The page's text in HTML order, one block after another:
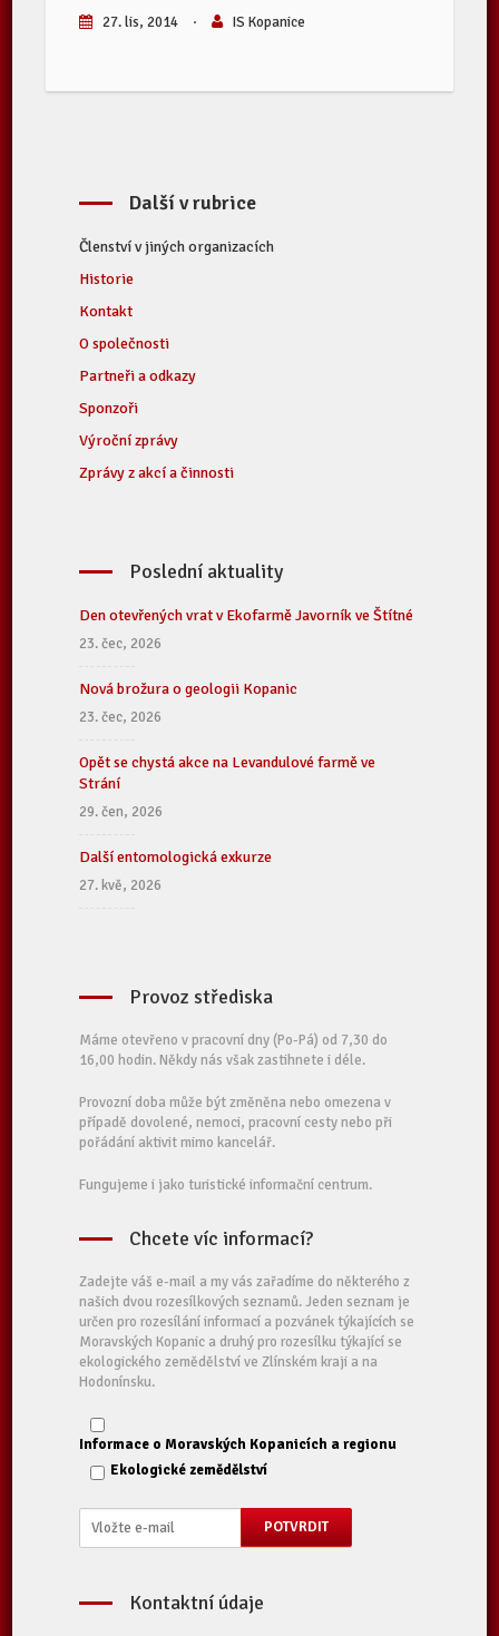
27. lis, 2014 · IS Kopanice
Další v rubrice
Členství v jiných organizacích
Historie
Kontakt
O společnosti
Partneři a odkazy
Sponzoři
Výroční zprávy
Zprávy z akcí a činnosti
Poslední aktuality
Den otevřených vrat v Ekofarmě Javorník ve Štítné
23. čec, 2026
Nová brožura o geologii Kopanic
23. čec, 2026
Opět se chystá akce na Levandulové farmě ve
Strání
29. čen, 2026
Další entomologická exkurze
27. kvě, 2026
Provoz střediska
Máme otevřeno v pracovní dny (Po-Pá) od 7,30 do
16,00 hodin. Někdy nás však zastihnete i déle.
Provozní doba může být změněna nebo omezena v
případě dovolené, nemoci, pracovní cesty nebo při
pořádání aktivit mimo kancelář.
Fungujeme i jako turistické informační centrum.
Chcete víc informací?
Zadejte váš e-mail a my vás zařadíme do některého z
našich dvou rozesílkových seznamů. Jeden seznam je
určen pro rozesílání informací a pozvánek týkajících se
Moravských Kopanic a druhý pro rozesílku týkající se
ekologického zemědělství ve Zlínském kraji a na
Hodonínsku.
Informace o Moravských Kopanicích a regionu
Ekologické zemědělství
Kontaktní údaje